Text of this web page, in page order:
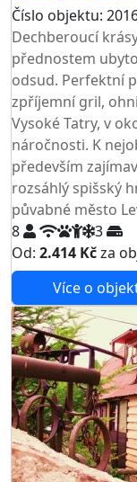
Číslo objektu:
Dechberoucí
přednostem
odsud. Perfektní
zpříjemní gril,
Vysoké Tatry, v
náročnosti. K
především
rozsáhlý spišský
půvabné město
8
3
Od: 2.414 Kčza
Více o